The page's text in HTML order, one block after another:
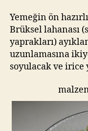
Yemeğin ön
Brüksel lahanası
yaprakları)
uzunlamasına
soyulacak ve